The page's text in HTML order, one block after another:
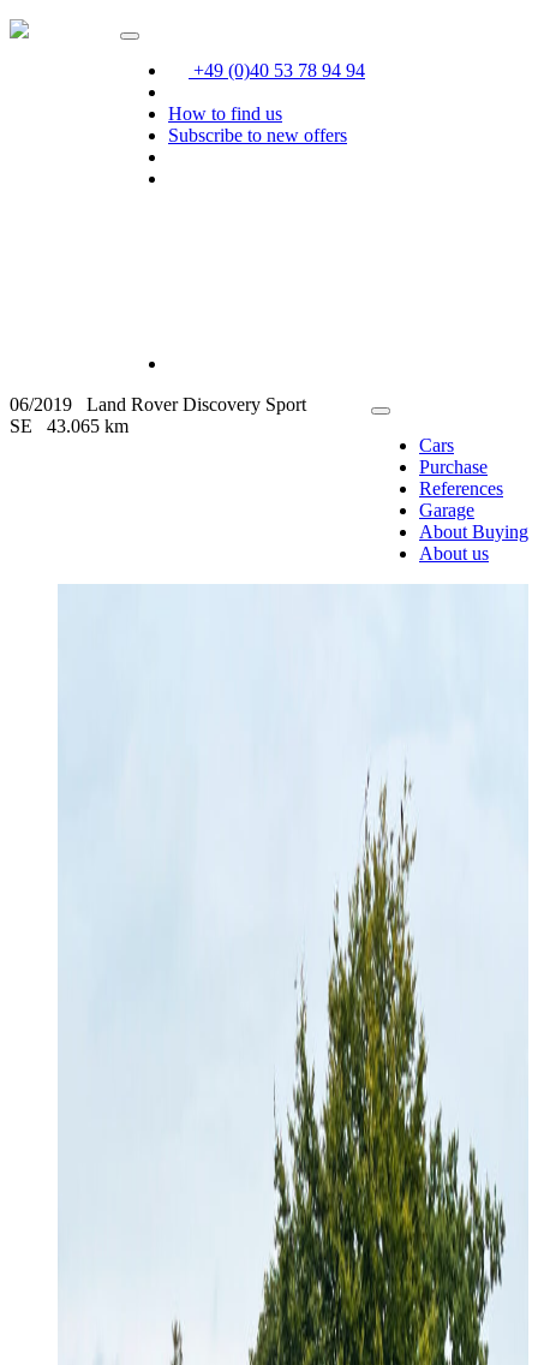
+49 (0)40 53 78 94 94
How to find us
Subscribe to new offers
Cars
Purchase
References
Garage
About Buying
About us
06/2019
Land Rover Discovery Sport
SE
43.065 km